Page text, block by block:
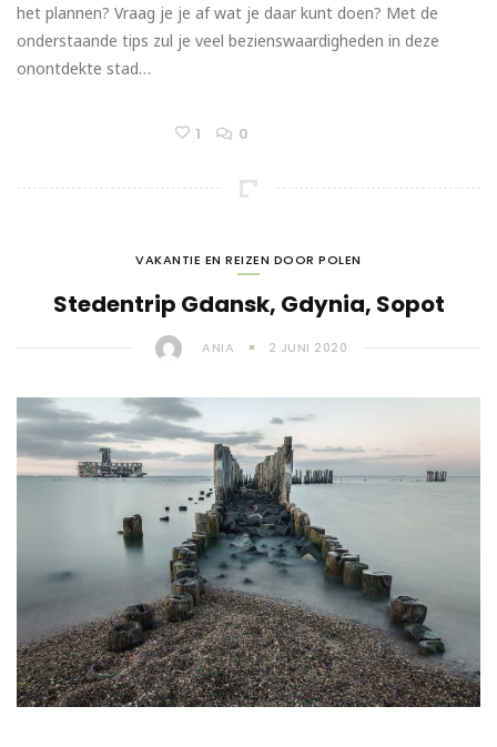
het plannen? Vraag je je af wat je daar kunt doen? Met de
onderstaande tips zul je veel bezienswaardigheden in deze
onontdekte stad…
1 0
VAKANTIE EN REIZEN DOOR POLEN
Stedentrip Gdansk, Gdynia, Sopot
ANIA 2 JUNI 2020